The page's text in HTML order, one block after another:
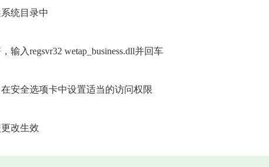
统目录中
入regsvr32 wetap_business.dll并回车
安全选项卡中设置适当的访问权限
改生效